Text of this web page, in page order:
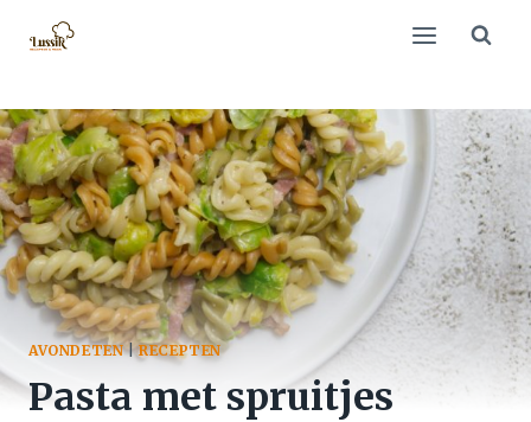
naar
AVONDETEN|RECEPTEN
Pasta met spruitjes